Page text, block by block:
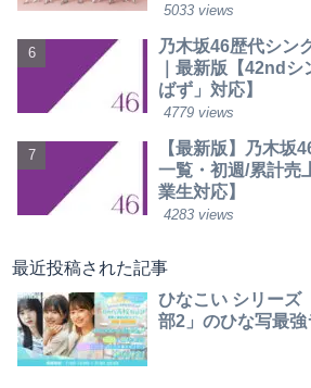
5033 views
乃木坂46歴代シン
｜最新版【42nd
ばず」対応】
4779 views
【最新版】乃木坂
一覧・初週/累計売
業生対応】
4283 views
最近投稿された記事
ひなこい シリーズ
部2」のひな写最